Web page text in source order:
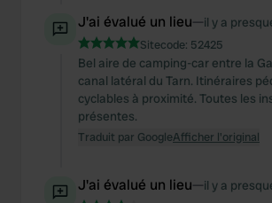
J'ai évalué un lieu—il y a
Sitecode: 52425
Bel aire de camping-car entre la
canal latéral du Tarn. Itinéraires
cyclables à proximité. Toutes les
présentes.
Traduit par GoogleAfficher l'original
J'ai évalué un lieu—il y a